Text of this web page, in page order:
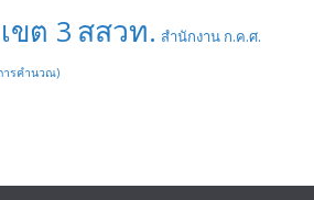
ขต 3 สสวท. สำนักงาน ก.ค.ศ.
ารคำนวณ)